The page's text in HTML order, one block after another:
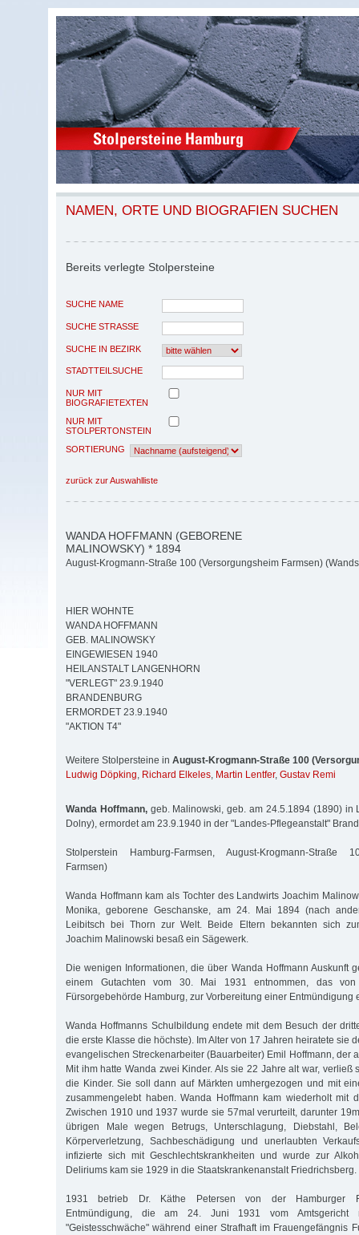
NAMEN, ORTE UND BIOGRAFIEN SUCHEN
Bereits verlegte Stolpersteine
SUCHE NAME
SUCHE STRASSE
SUCHE IN BEZIRK
STADTTEILSUCHE
NUR MIT
BIOGRAFIETEXTEN
NUR MIT
STOLPERTONSTEIN
SORTIERUNG
zurück zur Auswahlliste
WANDA HOFFMANN (GEBORENE
MALINOWSKY) * 1894
August-Krogmann-Straße 100 (Versorgungsheim Farmsen)
HIER WOHNTE
WANDA HOFFMANN
GEB. MALINOWSKY
EINGEWIESEN 1940
HEILANSTALT LANGENHORN
"VERLEGT" 23.9.1940
BRANDENBURG
ERMORDET 23.9.1940
"AKTION T4"
Weitere Stolpersteine in August-Krogmann-Straße 100
Ludwig Döpking, Richard Elkeles, Martin Lentfer, Gustav Remi
Wanda Hoffmann,geb. Malinowski, geb. am 24.5.1894 (1890) in
Dolny), ermordet am 23.9.1940 in der "Landes-Pflegeanstalt"
Stolperstein Hamburg-Farmsen, August-Krogmann-Straße
Farmsen)
Wanda Hoffmann kam als Tochter des Landwirts Joachim
Monika, geborene Geschanske, am 24. Mai 1894 (nach
Leibitsch bei Thorn zur Welt. Beide Eltern bekannten sich
Joachim Malinowski besaß ein Sägewerk.
Die wenigen Informationen, die über Wanda Hoffmann Auskunft
einem Gutachten vom 30. Mai 1931 entnommen, das
Fürsorgebehörde Hamburg, zur Vorbereitung einer Entmündigung
Wanda Hoffmanns Schulbildung endete mit dem Besuch der
die erste Klasse die höchste). Im Alter von 17 Jahren heiratete sie
evangelischen Streckenarbeiter (Bauarbeiter) Emil Hoffmann, der
Mit ihm hatte Wanda zwei Kinder. Als sie 22 Jahre alt war, verließ
die Kinder. Sie soll dann auf Märkten umhergezogen und mit
zusammengelebt haben. Wanda Hoffmann kam wiederholt mit
Zwischen 1910 und 1937 wurde sie 57mal verurteilt, darunter
übrigen Male wegen Betrugs, Unterschlagung, Diebstahl,
Körperverletzung, Sachbeschädigung und unerlaubten
infizierte sich mit Geschlechtskrankheiten und wurde zur
Deliriums kam sie 1929 in die Staatskrankenanstalt Friedrichsberg.
1931 betrieb Dr. Käthe Petersen von der Hamburger
Entmündigung, die am 24. Juni 1931 vom Amtsgericht
"Geistesschwäche" während einer Strafhaft im Frauengefängnis